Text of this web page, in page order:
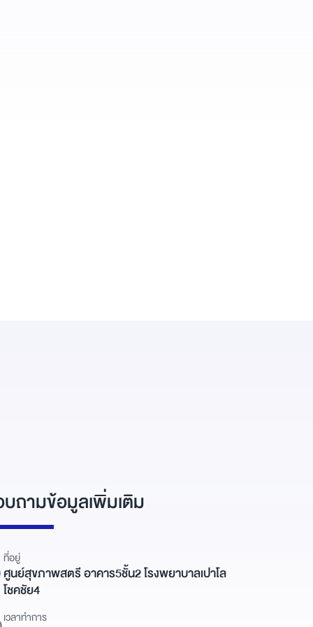
ถามข้อมูลเพิ่มเติม
ที่อยู่
ศูนย์สุขภาพสตรี อาคาร5ชั้น2 โรงพยาบาลเปาโล
โชคชัย4
เวลาทำการ